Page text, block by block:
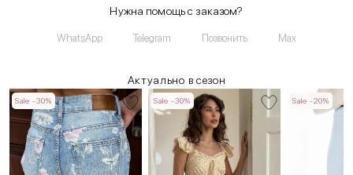
Нужна помощь с заказом?
WhatsApp Telegram Позвонить Max
Актуально в сезон
Sale -30% Sale -30% Sale -20%